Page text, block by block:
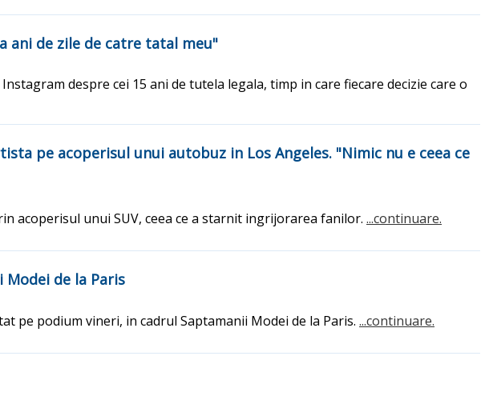
ani de zile de catre tatal meu"
despre cei 15 ani de tutela legala, timp in care fiecare decizie care o
pe acoperisul unui autobuz in Los Angeles. "Nimic nu e ceea ce
acoperisul unui SUV, ceea ce a starnit ingrijorarea fanilor. ...continuare.
de la Paris
pe podium vineri, in cadrul Saptamanii Modei de la Paris. ...continuare.